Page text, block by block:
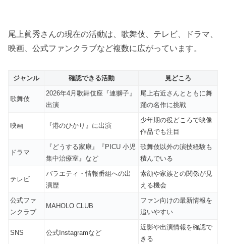
尾上眞秀さんの現在の活動は、歌舞伎、テレビ、ドラマ、
映画、公式ファンクラブなど複数に広がっています。
ジャンル 確認できる活動 見どころ
歌舞伎
2026年4月歌舞伎座『連獅子』
出演
尾上右近さんとともに舞
踊の名作に挑戦
映画 『港のひかり』に出演
少年期の役どころで映像
作品でも注目
ドラマ
『どうする家康』『PICU 小児
集中治療室』など
歌舞伎以外の演技経験も
積んでいる
テレビ
バラエティ・情報番組への出
演歴
素顔や家族との関係が見
える機会
公式ファ
ンクラブ
MAHOLO CLUB
ファン向けの最新情報を
追いやすい
SNS 公式Instagramなど
近影や出演情報を確認で
きる